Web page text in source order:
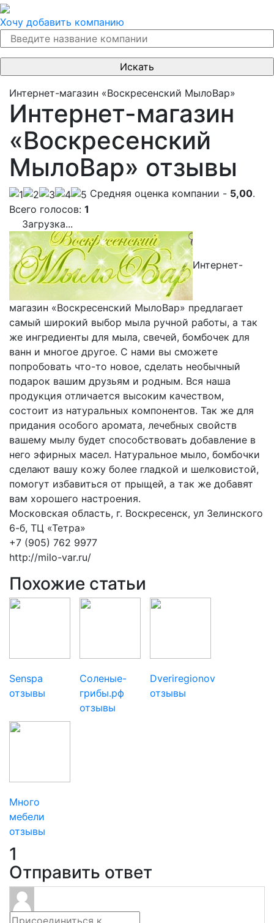
Хочу добавить компанию
Интернет-магазин «Воскресенский МылоВар»
Интернет-магазин
«Воскресенский
МылоВар» отзывы
Cредняя оценка компании - 5,00.
Всего голосов: 1
Загрузка...
Интернет-
магазин «Воскресенский МылоВар» предлагает
самый широкий выбор мыла ручной работы, а так
же ингредиенты для мыла, свечей, бомбочек для
ванн и многое другое. С нами вы сможете
попробовать что-то новое, сделать необычный
подарок вашим друзьям и родным. Вся наша
продукция отличается высоким качеством,
состоит из натуральных компонентов. Так же для
придания особого аромата, лечебных свойств
вашему мылу будет способствовать добавление в
него эфирных масел. Натуральное мыло, бомбочки
сделают вашу кожу более гладкой и шелковистой,
помогут избавиться от прыщей, а так же добавят
вам хорошего настроения.
Московская область, г. Воскресенск, ул Зелинского
6-б, ТЦ «Тетра»
+7 (905) 762 9977
http://milo-var.ru/
Похожие статьи
Senspa
отзывы
Соленые-
грибы.рф
отзывы
Dveriregionov
отзывы
Много
мебели
отзывы
1
Отправить ответ